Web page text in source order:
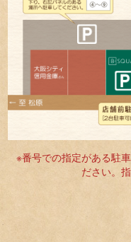
※番号での指定がある駐
ださい。